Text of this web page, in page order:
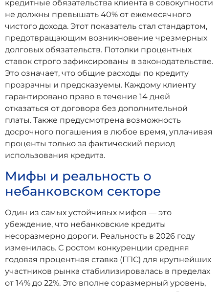
кредитные обязательства клиента в совокупности
не должны превышать 40% от ежемесячного
чистого дохода. Этот показатель стал стандартом,
предотвращающим возникновение чрезмерных
долговых обязательств. Потолки процентных
ставок строго зафиксированы в законодательстве.
Это означает, что общие расходы по кредиту
прозрачны и предсказуемы. Каждому клиенту
гарантировано право в течение 14 дней
отказаться от договора без дополнительной
платы. Также предусмотрена возможность
досрочного погашения в любое время, уплачивая
проценты только за фактический период
использования кредита.
Мифы и реальность о
небанковском секторе
Один из самых устойчивых мифов — это
убеждение, что небанковские кредиты
несоразмерно дороги. Реальность в 2026 году
изменилась. С ростом конкуренции средняя
годовая процентная ставка (ГПС) для крупнейших
участников рынка стабилизировалась в пределах
от 14% до 22%. Это вполне соразмерный уровень,